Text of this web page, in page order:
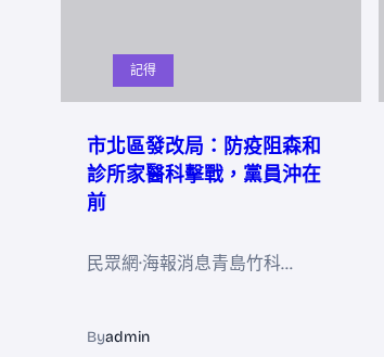
記得
市北區發改局：防疫阻森和
診所家醫科擊戰，黨員沖在
前
民眾網·海報消息青島竹科…
Byadmin